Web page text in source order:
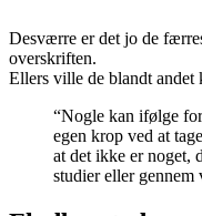
Desværre er det jo de
overskriften.
Ellers ville de blandt andet
“Nogle kan ifølge
egen krop ved at
at det ikke er noget,
studier eller gennem